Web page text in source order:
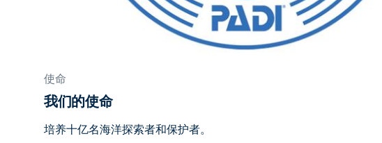
使命
我们的使命
培养十亿名海洋探索者和保护者。